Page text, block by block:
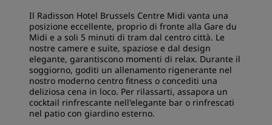
Il Radisson Hotel Brussels Centre Midi vanta una
posizione eccellente, proprio di fronte alla Gare du
Midi e a soli 5 minuti di tram dal centro città. Le
nostre camere e suite, spaziose e dal design
elegante, garantiscono momenti di relax. Durante il
soggiorno, goditi un allenamento rigenerante nel
nostro moderno centro fitness o concediti una
deliziosa cena in loco. Per rilassarti, assapora un
cocktail rinfrescante nell'elegante bar o rinfrescati
nel patio con giardino esterno.